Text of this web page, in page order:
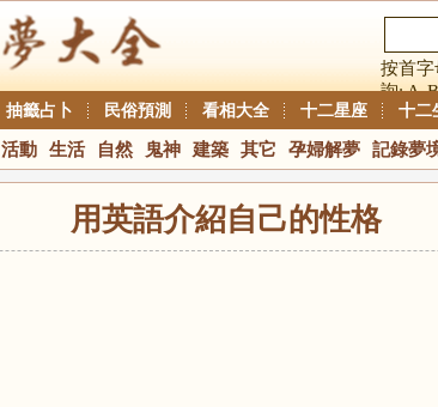
按首字
詢:A B
抽籤占卜 民俗預測 看相大全 十二星座 十二
活動 生活 自然 鬼神 建築 其它 孕婦解夢 記錄夢
用英語介紹自己的性格